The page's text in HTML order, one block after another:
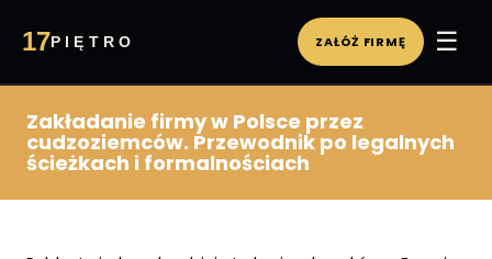
17PIĘTRO
WIRTUALNE BIURO
ZAŁÓŻ FIRMĘ ☰
Zakładanie firmy w Polsce przez
cudzoziemców. Przewodnik po legalnych
ścieżkach i formalnościach